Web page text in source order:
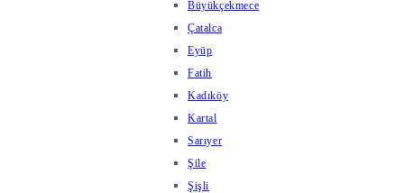
Büyükçekmece
Çatalca
Eyüp
Fatih
Kadıköy
Kartal
Sarıyer
Şile
Şişli